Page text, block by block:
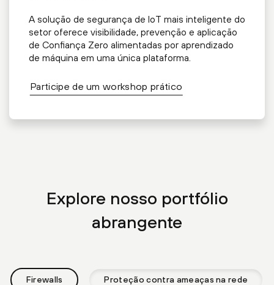
A solução de segurança de IoT mais inteligente do
setor oferece visibilidade, prevenção e aplicação
de Confiança Zero alimentadas por aprendizado
de máquina em uma única plataforma.
Participe de um workshop prático
Explore nosso portfólio
abrangente
Firewalls Proteção contra ameaças na rede